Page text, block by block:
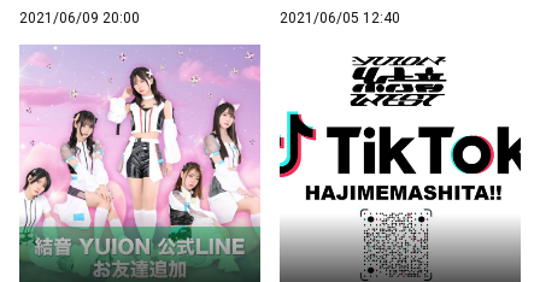
2021/06/09 20:00 2021/06/05 12:40